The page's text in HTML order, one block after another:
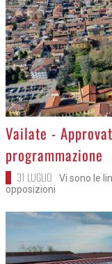
>
Vailate -
programmazione
31 LUGLIO
Vi sono le
opposizioni